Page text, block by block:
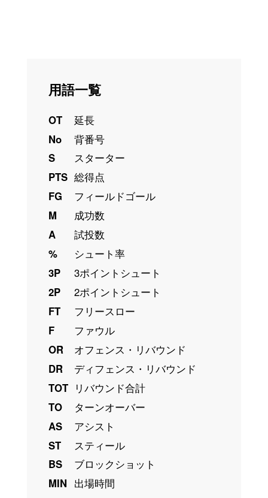
用語一覧
OT
延長
No
背番号
S
スターター
PTS 総得点
FG
フィールドゴール
M
成功数
A
試投数
%
シュート率
3P
3ポイントシュート
2P
2ポイントシュート
FT
フリースロー
F
ファウル
OR
オフェンス・リバウンド
DR
ディフェンス・リバウンド
TOT リバウンド合計
TO
ターンオーバー
AS
アシスト
ST
スティール
BS
ブロックショット
MIN 出場時間